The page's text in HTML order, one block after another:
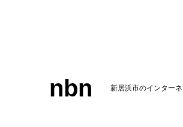
nbn 新居浜市のインター